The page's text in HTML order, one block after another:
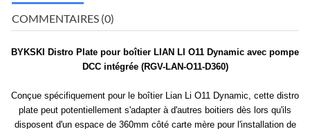
COMMENTAIRES (0)
BYKSKI Distro Plate pour boîtier LIAN LI O11 Dynamic avec pompe
DCC intégrée (RGV-LAN-O11-D360)
Conçue spécifiquement pour le boîtier Lian Li O11 Dynamic, cette distro
plate peut potentiellement s'adapter à d'autres boitiers dès lors qu'ils
disposent d'un espace de 360mm côté carte mère pour l'installation de